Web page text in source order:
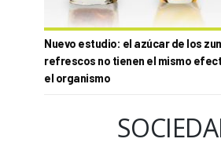
Nuevo estudio: el azúcar de los
refrescos no tienen el mismo
el organismo